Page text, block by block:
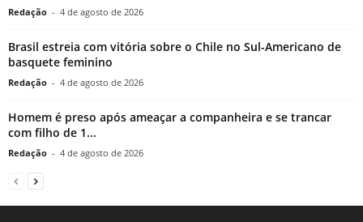
Redação - 4 de agosto de 2026
Brasil estreia com vitória sobre o Chile no Sul-Americano de
basquete feminino
Redação - 4 de agosto de 2026
Homem é preso após ameaçar a companheira e se trancar
com filho de 1...
Redação - 4 de agosto de 2026